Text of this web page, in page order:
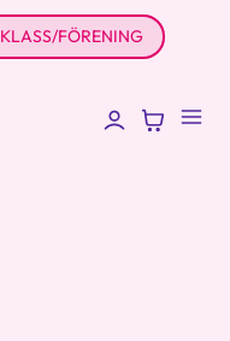
KLASS/FÖRENING